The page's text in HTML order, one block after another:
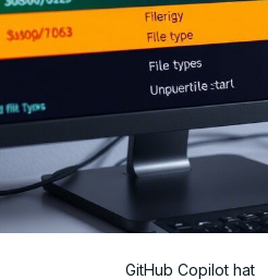
GitHub Copilot hat